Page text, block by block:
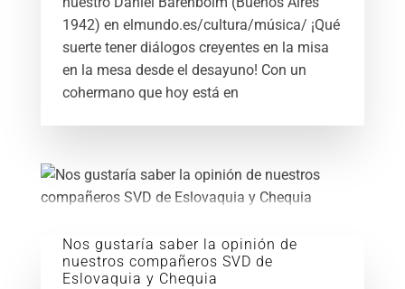
1942) en elmundo.es/cultura/música/ ¡Qué
suerte tener diálogos creyentes en la misa
en la mesa desde el desayuno! Con un
cohermano que hoy está en
Nos gustaría saber la opinión de
nuestros compañeros SVD de
Eslovaquia y Chequia